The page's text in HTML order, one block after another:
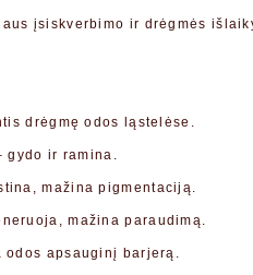
įsiskverbimo ir drėgmės
drėgmę odos ląstelėse.
gydo ir ramina.
mažina pigmentaciją.
mažina paraudimą.
odos apsauginį barjerą.